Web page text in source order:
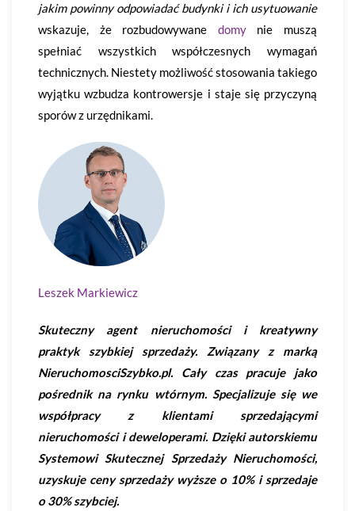
jakim powinny odpowiadać budynki i ich usytuowanie
wskazuje, że rozbudowywane domynie muszą
spełniać wszystkich współczesnych wymagań
technicznych. Niestety możliwość stosowania takiego
wyjątku wzbudza kontrowersje i staje się przyczyną
sporów z urzędnikami.
Leszek Markiewicz
Skuteczny agent nieruchomości i kreatywny
praktyk szybkiej sprzedaży. Związany z marką
NieruchomosciSzybko.pl. Cały czas pracuje jako
pośrednik na rynku wtórnym. Specjalizuje się we
współpracy z klientami sprzedającymi
nieruchomości i deweloperami. Dzięki autorskiemu
Systemowi Skutecznej Sprzedaży Nieruchomości,
uzyskuje ceny sprzedaży wyższe o 10% i sprzedaje
o 30% szybciej.